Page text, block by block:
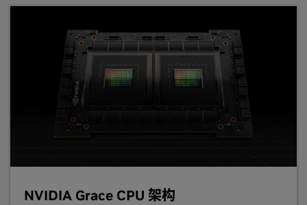
NVIDIA Grace CPU 架构